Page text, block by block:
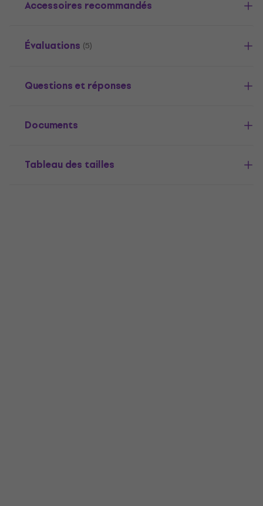
Accessoires recommandés
Évaluations (5)
Questions et réponses
Documents
Tableau des tailles